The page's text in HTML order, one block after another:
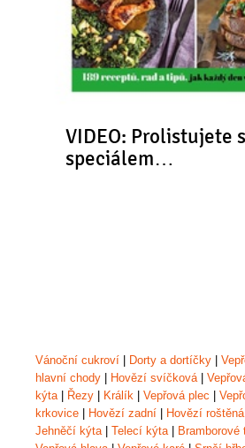
VIDEO: Prolistujete
speciálem…
Vánoční cukroví Dorty a dortíčky
hlavní chody
Hovězí svíčková|
kýta| Řezy Králík Vepřová plec
krkovice
Hovězí zadní Hovězí roštěná
Jehněčí kýta| Telecí kýta| Bramborové